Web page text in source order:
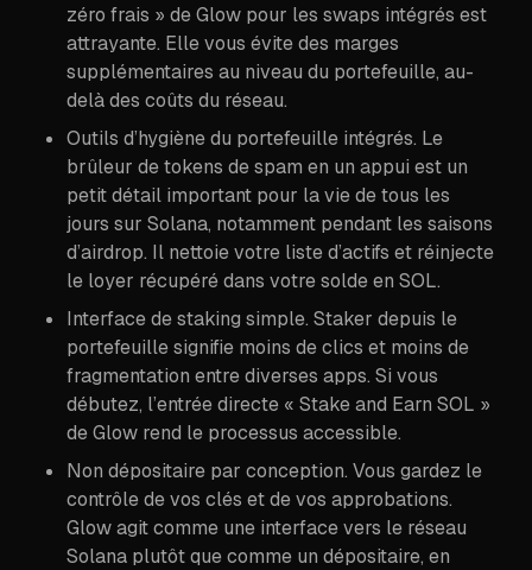
zéro frais » de Glow pour les swaps intégrés est
attrayante. Elle vous évite des marges
supplémentaires au niveau du portefeuille, au-
delà des coûts du réseau.
Outils d’hygiène du portefeuille intégrés. Le
brûleur de tokens de spam en un appui est un
petit détail important pour la vie de tous les
jours sur Solana, notamment pendant les saisons
d’airdrop. Il nettoie votre liste d’actifs et réinjecte
le loyer récupéré dans votre solde en SOL.
Interface de staking simple. Staker depuis le
portefeuille signifie moins de clics et moins de
fragmentation entre diverses apps. Si vous
débutez, l’entrée directe « Stake and Earn SOL »
de Glow rend le processus accessible.
Non dépositaire par conception. Vous gardez le
contrôle de vos clés et de vos approbations.
Glow agit comme une interface vers le réseau
Solana plutôt que comme un dépositaire, en